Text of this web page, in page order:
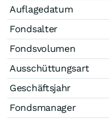
Auflagedatum
Fondsalter
Fondsvolumen
Ausschüttungsart
Geschäftsjahr
Fondsmanager